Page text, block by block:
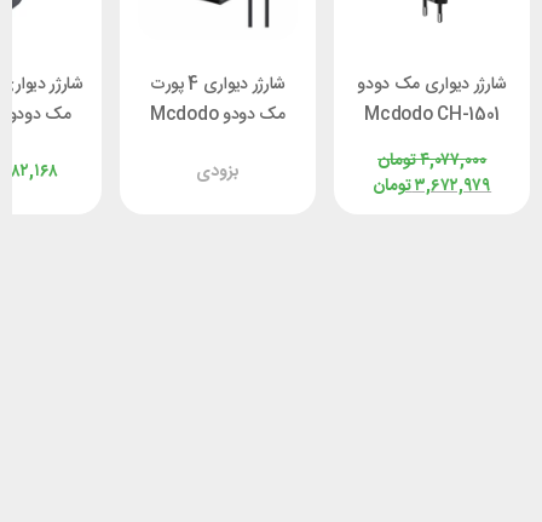
شارژر دیواری مک دودو
Mcdodo CH-1501
تومان۴,۰۷۷,۰۰۰
تومان۳,۶۷۲,۹۷۹
شارژر دیواری 4 پورت
مک دودو Mcdodo
بزودی
شارژر